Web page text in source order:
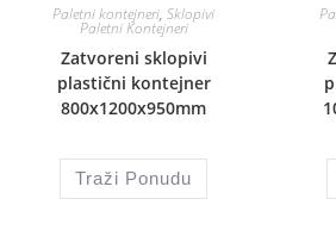
Paletni kontejneri, Sklopivi
Paletni Kontejneri
Zatvoreni sklopivi
plastični kontejner
800x1200x950mm
Traži Ponudu